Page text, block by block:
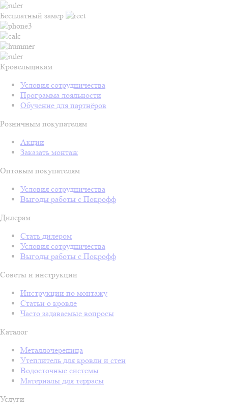
Бесплатный замер
Кровельщикам
Условия сотрудничества
Программа лояльности
Обучение для партнёров
Розничным покупателям
Акции
Заказать монтаж
Оптовым покупателям
Условия сотрудничества
Выгоды работы с Покрофф
Дилерам
Стать дилером
Условия сотрудничества
Выгоды работы с Покрофф
Советы и инструкции
Инструкции по монтажу
Статьи о кровле
Часто задаваемые вопросы
Каталог
Металлочерепица
Утеплитель для кровли и стен
Водосточные системы
Материалы для террасы
Услуги